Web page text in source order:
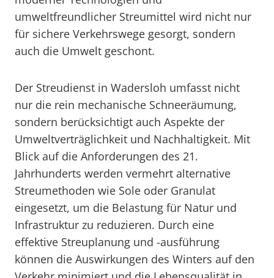
umweltfreundlicher Streumittel wird nicht nur
für sichere Verkehrswege gesorgt, sondern
auch die Umwelt geschont.
Der Streudienst in Wadersloh umfasst nicht
nur die rein mechanische Schneeräumung,
sondern berücksichtigt auch Aspekte der
Umweltverträglichkeit und Nachhaltigkeit. Mit
Blick auf die Anforderungen des 21.
Jahrhunderts werden vermehrt alternative
Streumethoden wie Sole oder Granulat
eingesetzt, um die Belastung für Natur und
Infrastruktur zu reduzieren. Durch eine
effektive Streuplanung und -ausführung
können die Auswirkungen des Winters auf den